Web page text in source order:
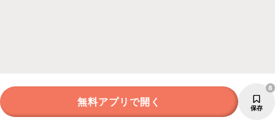
無料アプリで開く 保存
8